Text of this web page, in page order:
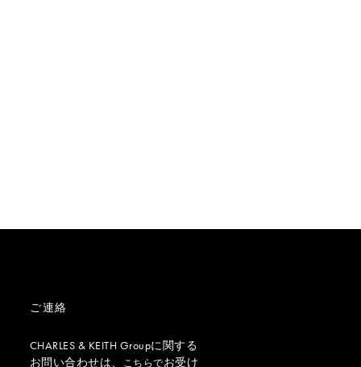
ご連絡
CHARLES & KEITH Groupに関する
お問い合わせは、
こちらでお受け